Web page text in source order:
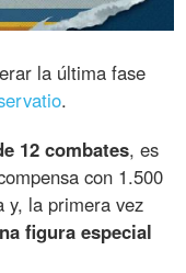
la última fase
.
12 combates, es
con 1.500
y, la primera vez
figura especial